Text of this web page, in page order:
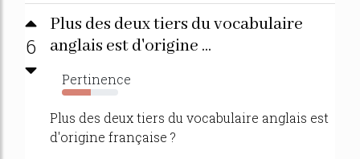
6
Plus des deux tiers du vocabulaire
anglais est d'origine ...
Pertinence
52%
Plus des deux tiers du vocabulaire anglais est
d'origine française ?